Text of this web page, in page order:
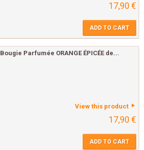
17,90 €
ADD TO CART
Bougie Parfumée ORANGE ÉPICÉE de...
View this product
17,90 €
ADD TO CART